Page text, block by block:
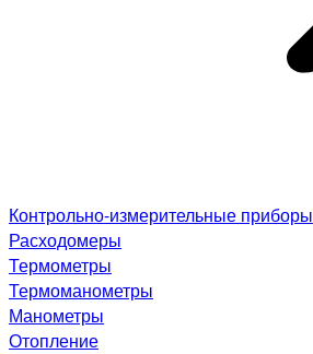
Контрольно-измерительные приборы
Расходомеры
Термометры
Термоманометры
Манометры
Отопление